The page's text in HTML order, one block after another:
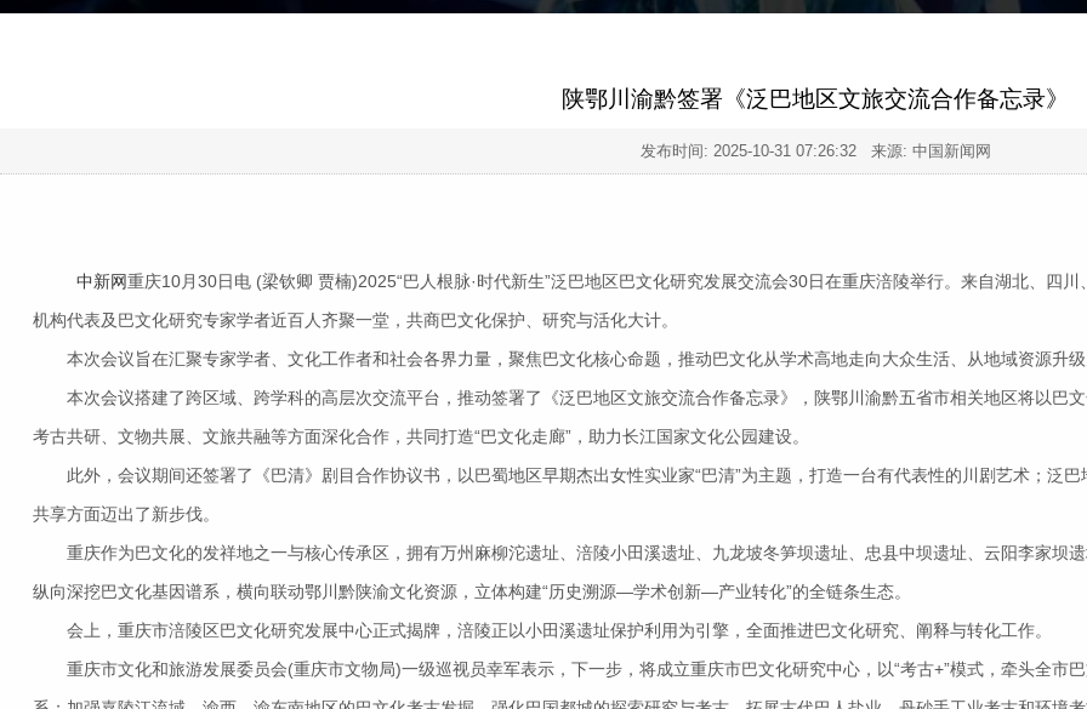
陕鄂川渝黔签署《泛巴地区文旅交流合作备忘录》
发布时间: 2025-10-31 07:26:32来源: 中国新闻网
中新网重庆10月30日电 (梁钦卿 贾楠)2025“巴人根脉·时代新生”泛巴地区巴文化研究发展交流会30日在重庆涪陵举行。来自湖北、四
机构代表及巴文化研究专家学者近百人齐聚一堂，共商巴文化保护、研究与活化大计。
本次会议旨在汇聚专家学者、文化工作者和社会各界力量，聚焦巴文化核心命题，推动巴文化从学术高地走向大众生活、从地域资源升
本次会议搭建了跨区域、跨学科的高层次交流平台，推动签署了《泛巴地区文旅交流合作备忘录》，陕鄂川渝黔五省市相关地区将以巴
考古共研、文物共展、文旅共融等方面深化合作，共同打造“巴文化走廊”，助力长江国家文化公园建设。
此外，会议期间还签署了《巴清》剧目合作协议书，以巴蜀地区早期杰出女性实业家“巴清”为主题，打造一台有代表性的川剧艺术；泛
共享方面迈出了新步伐。
重庆作为巴文化的发祥地之一与核心传承区，拥有万州麻柳沱遗址、涪陵小田溪遗址、九龙坡冬笋坝遗址、忠县中坝遗址、云阳李家坝
纵向深挖巴文化基因谱系，横向联动鄂川黔陕渝文化资源，立体构建“历史溯源—学术创新—产业转化”的全链条生态。
会上，重庆市涪陵区巴文化研究发展中心正式揭牌，涪陵正以小田溪遗址保护利用为引擎，全面推进巴文化研究、阐释与转化工作。
重庆市文化和旅游发展委员会(重庆市文物局)一级巡视员幸军表示，下一步，将成立重庆市巴文化研究中心，以“考古+”模式，牵头全市